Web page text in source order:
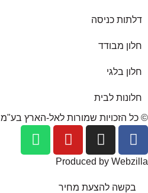
דלתות כניסה
חלון מבודד
חלון בלגי
חלונות לבית
© כל הזכויות שמורות לאל-הארץ בע"מ
Produced by Webzilla
בקשה להצעת מחיר